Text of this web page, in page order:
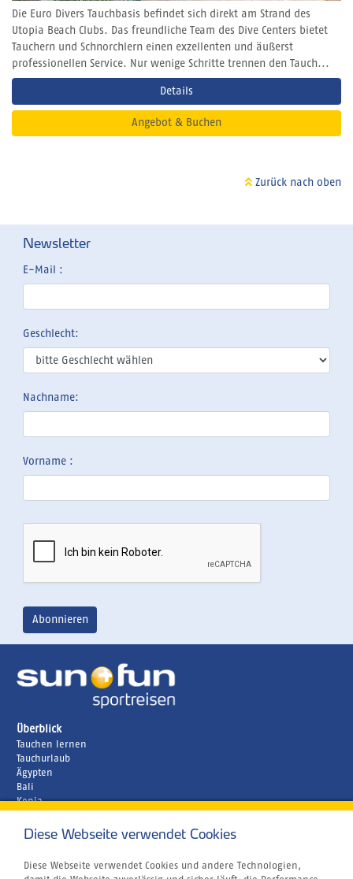
Die Euro Divers Tauchbasis befindet sich direkt am Strand des
Utopia Beach Clubs. Das freundliche Team des Dive Centers bietet
Tauchern und Schnorchlern einen exzellenten und äußerst
professionellen Service. Nur wenige Schritte trennen den Tauch...
Details
Angebot & Buchen
Zurück nach oben
Newsletter
E-Mail :
Geschlecht:
Nachname:
Vorname :
Überblick
Tauchen lernen
Tauchurlaub
Ägypten
Bali
Kenia
Unternehmen
Airline Blacklist
Diese Webseite verwendet Cookies
Diese Webseite verwendet Cookies und andere Technologien,